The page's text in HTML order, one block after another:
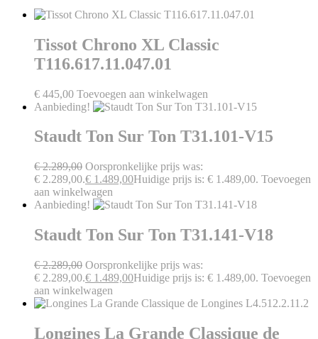
Tissot Chrono XL Classic
T116.617.11.047.01
€ 445,00 Toevoegen aan winkelwagen
Aanbieding!
Staudt Ton Sur Ton T31.101-V15
€2.289,00 Oorspronkelijke prijs was:
€ 2.289,00.€ 1.489,00Huidige prijs is: € 1.489,00. Toevoegen
aan winkelwagen
Aanbieding!
Staudt Ton Sur Ton T31.141-V18
€2.289,00 Oorspronkelijke prijs was:
€ 2.289,00.€ 1.489,00Huidige prijs is: € 1.489,00. Toevoegen
aan winkelwagen
Longines La Grande Classique de